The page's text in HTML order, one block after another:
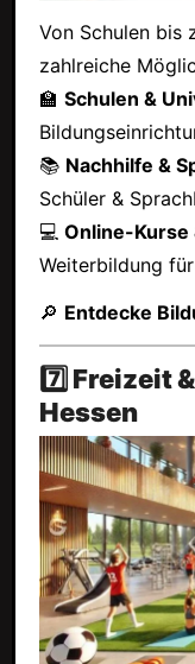
Von Schulen bis
zahlreiche
🏫 Schulen &
📚 Nachhilfe &
Schüler &
💻 Online-Kurse
Weiterbildung
🔎 Entdecke
7️⃣ Freizeit
Hessen